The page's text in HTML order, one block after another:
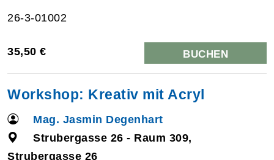
26-3-01002
35,50 € BUCHEN
Workshop: Kreativ mit Acryl
Mag. Jasmin Degenhart
Strubergasse 26 - Raum 309,
Strubergasse 26